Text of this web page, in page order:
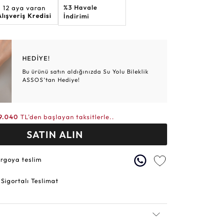
Elmas Bilezikler
Altın Tesbihler
Altın Hasır Setler
Violet
12 aya varan
Kredisi
%3 Havale
İndirimi
HEDİYE!
Bu ürünü satın aldığınızda Su Yolu Bileklik
ASSOS’tan Hediye!
TL'den başlayan taksitlerle..
SATIN ALIN
teslim
Teslimat